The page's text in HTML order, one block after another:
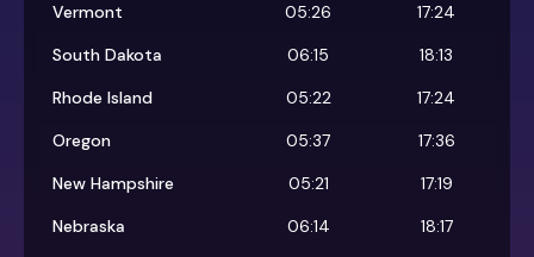
Vermont
05:26
17:24
South Dakota
06:15
18:13
Rhode Island
05:22
17:24
Oregon
05:37
17:36
New Hampshire
05:21
17:19
Nebraska
06:14
18:17